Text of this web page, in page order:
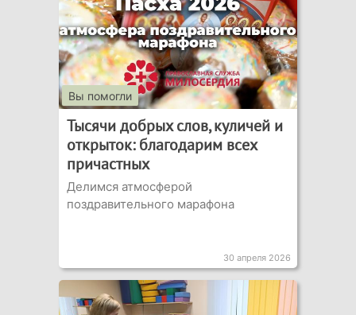
Вы помогли
Тысячи добрых слов, куличей и
открыток: благодарим всех
причастных
Делимся атмосферой
поздравительного марафона
30 апреля 2026